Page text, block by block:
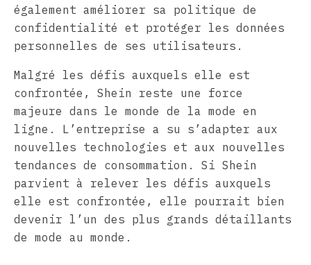
également améliorer sa politique de
confidentialité et protéger les données
personnelles de ses utilisateurs.
Malgré les défis auxquels elle est
confrontée, Shein reste une force
majeure dans le monde de la mode en
ligne. L’entreprise a su s’adapter aux
nouvelles technologies et aux nouvelles
tendances de consommation. Si Shein
parvient à relever les défis auxquels
elle est confrontée, elle pourrait bien
devenir l’un des plus grands détaillants
de mode au monde.